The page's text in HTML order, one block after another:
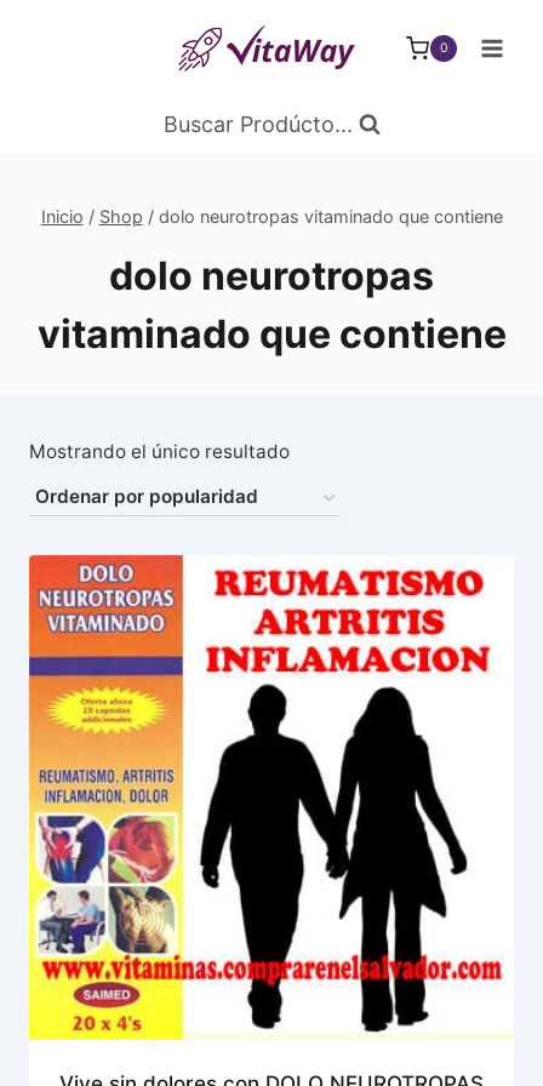
0
Buscar Prodúcto...
Inicio / Shop / dolo neurotropas vitaminado que contiene
dolo neurotropas
vitaminado que contiene
Mostrando el único resultado